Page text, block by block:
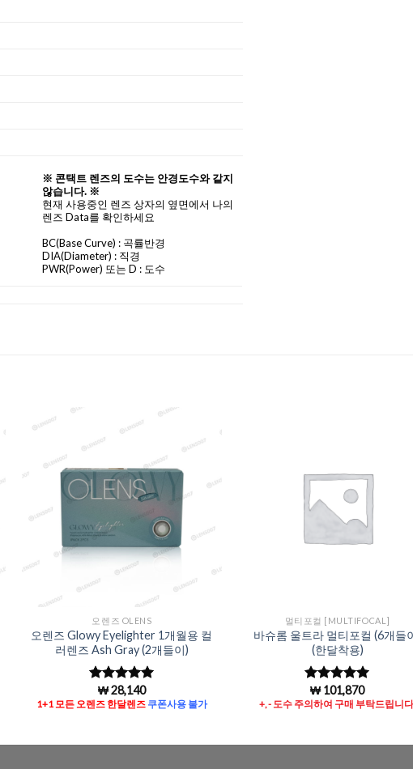
※ 콘택트 렌즈의 도수는 안경도수와 같지
않습니다. ※
현재 사용중인 렌즈 상자의 옆면에서 나의
렌즈 Data를 확인하세요
BC(Base Curve) : 곡률반경
DIA(Diameter) : 직경
PWR(Power) 또는 D : 도수
Add to
오렌즈 OLENS
오렌즈 Glowy Eyelighter 1개월용 컬
러렌즈 Ash Gray (2개들이)
5 중에서
로 평가됨
₩28,140
1+1 모든 오렌즈 한달렌즈쿠폰사용 불가
멀티포컬 [MULTIFOCAL]
바슈롬 울트라 멀티포컬 (6개들
(한달착용)
5 중에서5
로 평가됨
₩101,870
+, - 도수 주의하여 구매 부탁드립니